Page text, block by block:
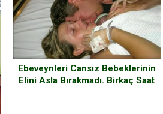
Ebeveynleri Cansız Bebeklerinin
Elini Asla Bırakmadı. Birkaç Saat